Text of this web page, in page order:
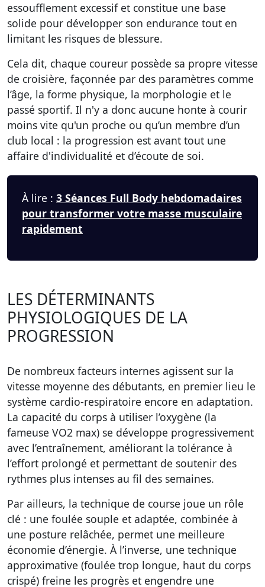
essoufflement excessif et constitue une base
solide pour développer son endurance tout en
limitant les risques de blessure.
Cela dit, chaque coureur possède sa propre vitesse
de croisière, façonnée par des paramètres comme
l’âge, la forme physique, la morphologie et le
passé sportif. Il n'y a donc aucune honte à courir
moins vite qu'un proche ou qu’un membre d’un
club local : la progression est avant tout une
affaire d'individualité et d’écoute de soi.
À lire : 3 Séances Full Body hebdomadaires
pour transformer votre masse musculaire
rapidement
LES DÉTERMINANTS
PHYSIOLOGIQUES DE LA
PROGRESSION
De nombreux facteurs internes agissent sur la
vitesse moyenne des débutants, en premier lieu le
système cardio-respiratoire encore en adaptation.
La capacité du corps à utiliser l’oxygène (la
fameuse VO2 max) se développe progressivement
avec l’entraînement, améliorant la tolérance à
l’effort prolongé et permettant de soutenir des
rythmes plus intenses au fil des semaines.
Par ailleurs, la technique de course joue un rôle
clé : une foulée souple et adaptée, combinée à
une posture relâchée, permet une meilleure
économie d’énergie. À l’inverse, une technique
approximative (foulée trop longue, haut du corps
crispé) freine les progrès et engendre une